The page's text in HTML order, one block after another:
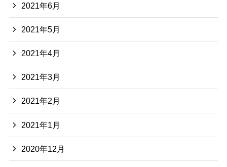
2021年6月
2021年5月
2021年4月
2021年3月
2021年2月
2021年1月
2020年12月